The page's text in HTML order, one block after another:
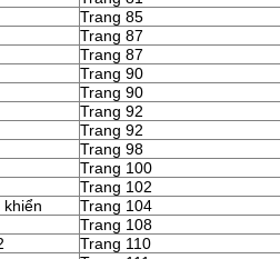
Trang 85
Trang 87
Trang 87
Trang 90
Trang 90
Trang 92
Trang 92
Trang 98
Trang 100
Trang 102
Trang 104
Trang 108
Trang 110